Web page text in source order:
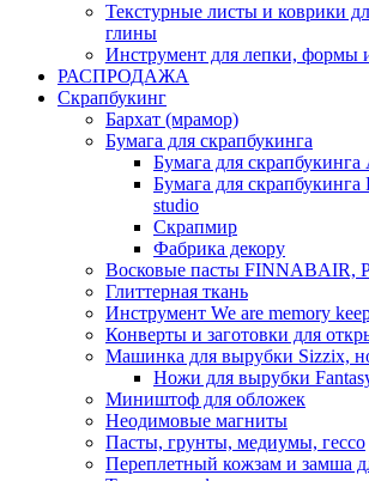
Текстурные листы и коврики
глины
Инструмент для лепки, формы
РАСПРОДАЖА
Скрапбукинг
Бархат (мрамор)
Бумага для скрапбукинга
Бумага для
Бумага для
studio
Скрапмир
Фабрика декору
Восковые пасты FINNABAIR,
Глиттерная ткань
Инструмент We are memory
Конверты и заготовки для
Машинка для вырубки Sizzix,
Ножи для вырубки
Миништоф для обложек
Неодимовые магниты
Пасты, грунты, медиумы, гессо
Переплетный кожзам и замша